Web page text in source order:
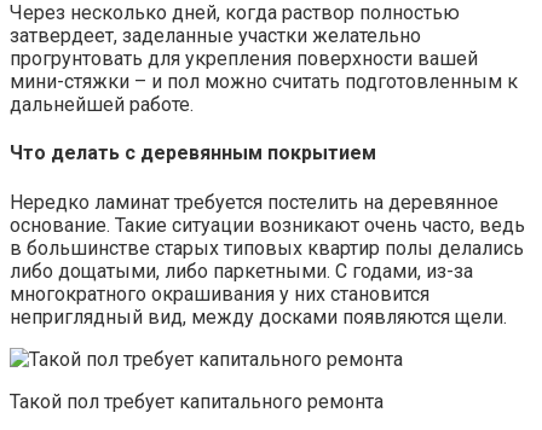
Через несколько дней, когда раствор полностью
затвердеет, заделанные участки желательно
прогрунтовать для укрепления поверхности вашей
мини-стяжки – и пол можно считать подготовленным к
дальнейшей работе.
Что делать с деревянным покрытием
Нередко ламинат требуется постелить на деревянное
основание. Такие ситуации возникают очень часто, ведь
в большинстве старых типовых квартир полы делались
либо дощатыми, либо паркетными. С годами, из-за
многократного окрашивания у них становится
неприглядный вид, между досками появляются щели.
Такой пол требует капитального ремонта